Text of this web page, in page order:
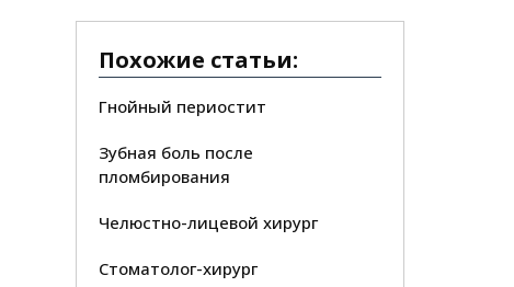
Похожие статьи:
Гнойный периостит
Зубная боль после
пломбирования
Челюстно-лицевой хирург
Стоматолог-хирург